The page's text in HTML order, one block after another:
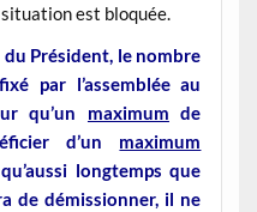
est bloquée.
Président, le nombre
par l’assemblée au
qu’un maximum de
d’un maximum
longtemps que
de démissionner, il ne